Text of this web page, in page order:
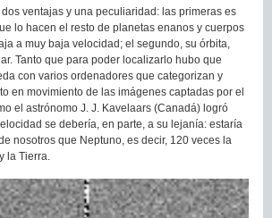
ventajas y una peculiaridad: las primeras es
lo hacen el resto de planetas enanos y cuerpos
a muy baja velocidad; el segundo, su órbita,
Tanto que para poder localizarlo hubo que
con varios ordenadores que categorizan y
en movimiento de las imágenes captadas por el
el astrónomo J. J. Kavelaars (Canadá) logró
se debería, en parte, a su lejanía: estaría
nosotros que Neptuno, es decir, 120 veces la
la Tierra.